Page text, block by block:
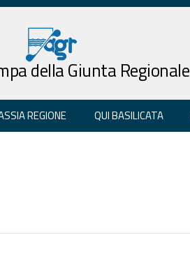
della Giunta Regionale
REGIONE QUI BASILICATA